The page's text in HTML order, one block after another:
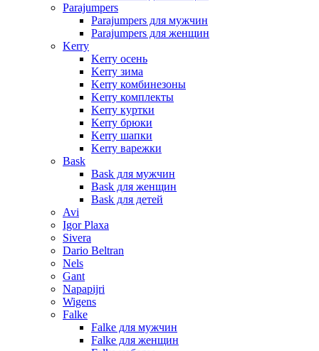
Parajumpers
Parajumpers для мужчин
Parajumpers для женщин
Kerry
Kerry осень
Kerry зима
Kerry комбинезоны
Kerry комплекты
Kerry куртки
Kerry брюки
Kerry шапки
Kerry варежки
Bask
Bask для мужчин
Bask для женщин
Bask для детей
Avi
Igor Plaxa
Sivera
Dario Beltran
Nels
Gant
Napapijri
Wigens
Falke
Falke для мужчин
Falke для женщин